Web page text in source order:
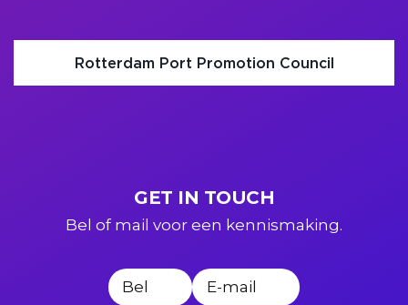
Rotterdam Port Promotion Council
GET IN TOUCH
Bel of mail voor een kennismaking.
Bel E-mail